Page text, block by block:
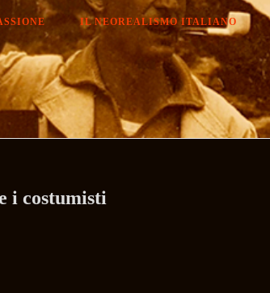
IL NEOREALISMO ITALIANO
i costumisti